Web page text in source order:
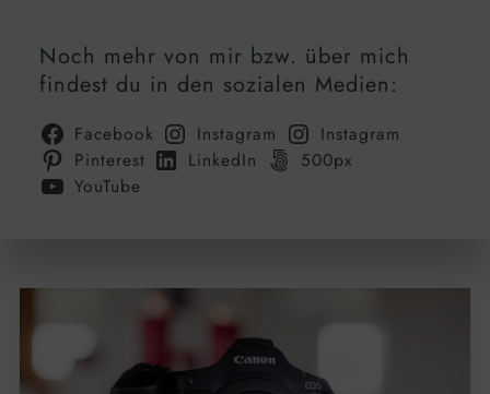
Noch mehr von mir bzw. über mich
findest du in den sozialen Medien:
Facebook Instagram
Instagram
Pinterest
LinkedIn
500px
YouTube